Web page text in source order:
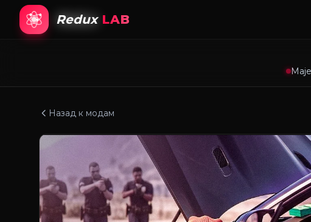
Redux LAB
Назад к модам